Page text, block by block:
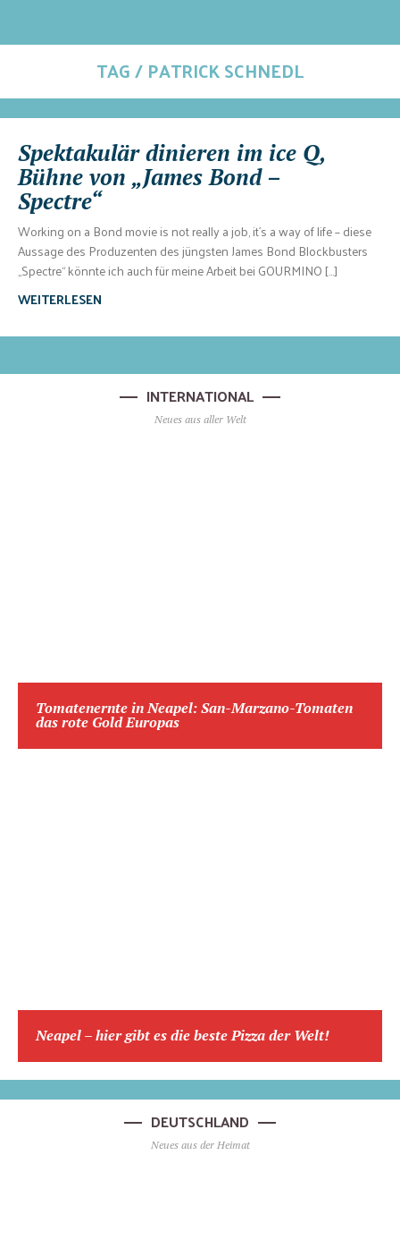
TAG / PATRICK SCHNEDL
Spektakulär dinieren im ice Q,
Bühne von „James Bond –
Spectre“
Working on a Bond movie is not really a job, it´s a way of life – diese
Aussage des Produzenten des jüngsten James Bond Blockbusters
„Spectre“ könnte ich auch für meine Arbeit bei GOURMINO […]
WEITERLESEN
INTERNATIONAL
Neues aus aller Welt
Tomatenernte in Neapel: San-Marzano-Tomaten
das rote Gold Europas
Neapel – hier gibt es die beste Pizza der Welt!
DEUTSCHLAND
Neues aus der Heimat